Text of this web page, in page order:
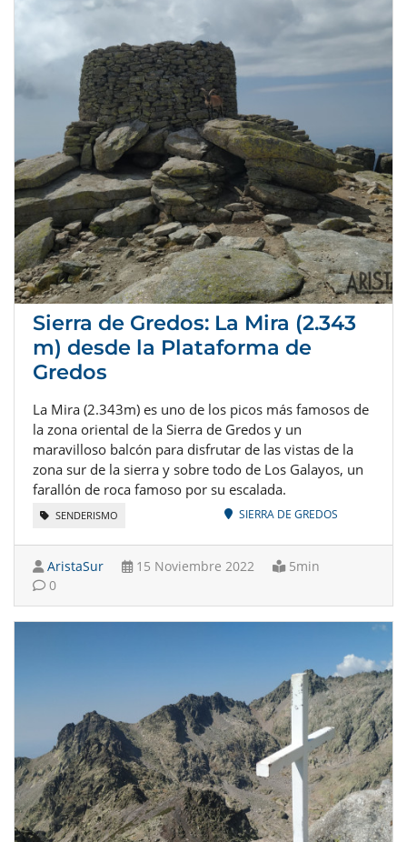
Sierra de Gredos: La Mira (2.343
m) desde la Plataforma de
Gredos
La Mira (2.343m) es uno de los picos más famosos de
la zona oriental de la Sierra de Gredos y un
maravilloso balcón para disfrutar de las vistas de la
zona sur de la sierra y sobre todo de Los Galayos, un
farallón de roca famoso por su escalada.
SENDERISMO SIERRA DE GREDOS
AristaSur 15 Noviembre 2022
5min
0